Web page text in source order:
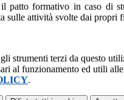
patto formativo in caso di
sulle attività svolte dai propri
strumenti terzi da questo
al funzionamento ed utili
.